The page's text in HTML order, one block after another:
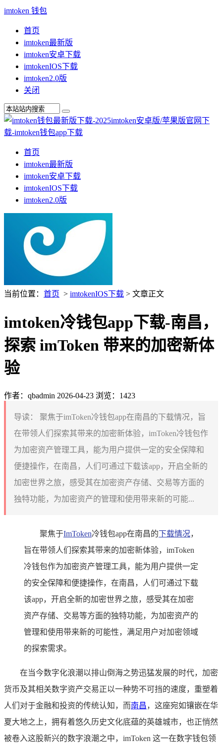
imtoken 钱包
首页
imtoken最新版
imtoken安卓下载
imtokenIOS下载
imtoken2.0版
关闭
首页
imtoken最新版
imtoken安卓下载
imtokenIOS下载
imtoken2.0版
当前位置： 首页 > imtokenIOS下载 > 文章正文
imtoken冷钱包app下载-南昌，
探索 imToken 带来的加密新体
验
作者：qbadmin 2026-04-23 浏览：1423
导读：
聚焦于imToken冷钱包app在南昌的下载情况，旨
在带领人们探索其带来的加密新体验，imToken冷钱包作
为加密资产管理工具，能为用户提供一定的安全保障和
便捷操作，在南昌，人们可通过下载该app，开启全新的
加密世界之旅，感受其在加密资产存储、交易等方面的
独特功能，为加密资产的管理和使用带来新的可能...
聚焦于ImToken冷钱包app在南昌的下载情况，
旨在带领人们探索其带来的加密新体验，imToken
冷钱包作为加密资产管理工具，能为用户提供一定
的安全保障和便捷操作，在南昌，人们可通过下载
该app，开启全新的加密世界之旅，感受其在加密
资产存储、交易等方面的独特功能，为加密资产的
管理和使用带来新的可能性，满足用户对加密领域
的探索需求。
在当今数字化浪潮以排山倒海之势迅猛发展的时代，加密
货币及其相关数字资产交易正以一种势不可挡的速度，重塑着
人们对于金融和投资的传统认知，而南昌，这座宛如镶嵌在华
夏大地之上，拥有着悠久历史文化底蕴的英雄城市，也正悄然
被卷入这股新兴的数字浪潮之中，imToken 这一在数字钱包领